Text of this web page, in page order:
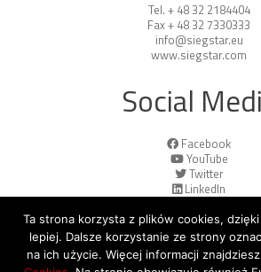
Tel. + 48 32 2184404
Fax + 48 32 7330333
info@siegstar.eu
www.siegstar.com
Social
Facebook
YouTube
Twitter
LinkedIn
Ta strona korzysta z plików cookies, dzięki
lepiej. Dalsze korzystanie ze strony
na ich użycie. Więcej informacji znajdziesz